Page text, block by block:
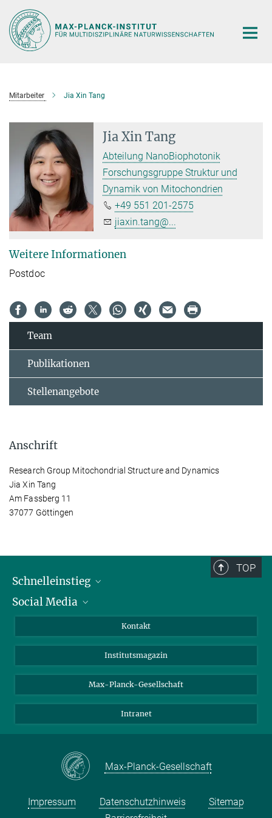
Hauptinhalt
Mitarbeiter Jia Xin Tang
Jia Xin Tang
Abteilung NanoBiophotonik
Forschungsgruppe Struktur und
Dynamik von Mitochondrien
+49 551 201-2575
jiaxin.tang@...
Weitere Informationen
Postdoc
Team
Publikationen
Stellenangebote
Anschrift
Research Group Mitochondrial Structure and Dynamics
Jia Xin Tang
Am Fassberg 11
37077 Göttingen
TOP
Schnelleinstieg
Alumni
Schulen
Studierende
Social Media
Facebook
YouTube
Kontakt
Institutsmagazin
Max-Planck-Gesellschaft
Intranet
Max-Planck-Gesellschaft
Impressum Datenschutzhinweis
Sitemap